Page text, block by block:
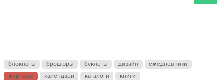
блокноты брошюры буклеты дизайн
ежедневники
журналы
календари каталоги
книги